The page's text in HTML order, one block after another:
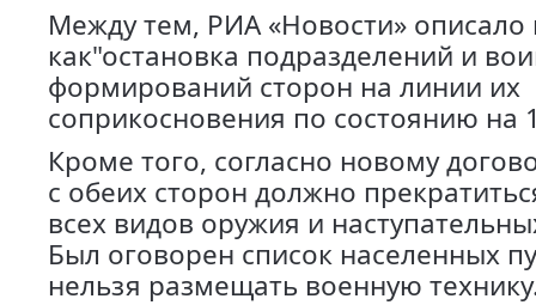
Между тем, РИА «Новости» описало
как"остановка подразделений и
формирований сторон на линии их
соприкосновения по состоянию на
Кроме того, согласно новому
с обеих сторон должно
всех видов оружия и
Был оговорен список населенных
нельзя размещать военную